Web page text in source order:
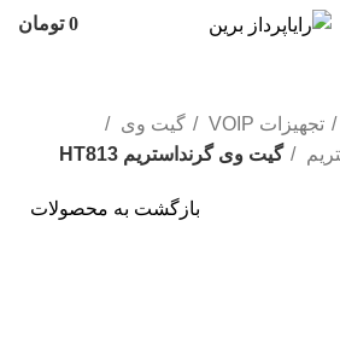
0 تومان
تجهیزات VOIP
گیت وی
گیت وی گرنداستریم HT813
بازگشت به محصولات